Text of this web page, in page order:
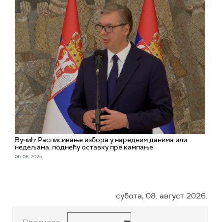
Вучић: Расписивање избора у наредним данима или
недељама, поднећу оставку пре кампање
06. 08. 2026.
субота, 08. август 2026.